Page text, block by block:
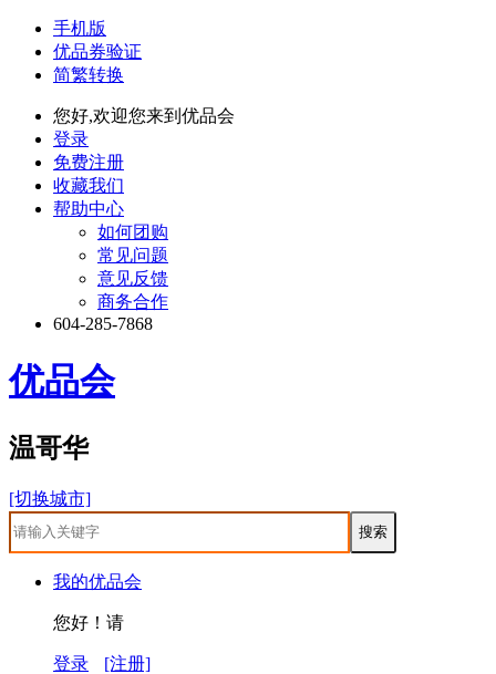
手机版
优品券验证
简繁转换
您好,欢迎您来到优品会
登录
免费注册
收藏我们
帮助中心
如何团购
常见问题
意见反馈
商务合作
604-285-7868
优品会
温哥华
[切换城市]
我的优品会
您好！请
登录
[注册]